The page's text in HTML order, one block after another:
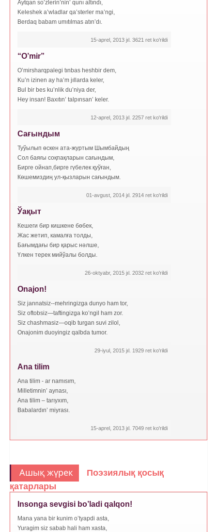
Aytqan so’zlerin’nin’ qunı altındı,
Keleshek a’wladlar qa’sterler ma’ngi,
Berdaq babam umıtılmas atın’dı.
15-aprel, 2013 jıl. 3621 ret ko'rildi
“O’mir”
O’mirsharqpalegi tınbas heshbir dem,
Ku’n izinen ay ha’m jıllarda keler,
Bul bir bes ku’nlik du’niya der,
Hey insan! Baxıtın’ talpınsan’ keler.
12-aprel, 2013 jıl. 2257 ret ko'rildi
Сағындым
Туўылып өскен ата-журтым Шымбайдың
Сол баяғы соқпақларын сағындым,
Бирге ойнап,бирге гүбелек қуўған,
Көшемиздиң ул-қызларын сағындым.
01-avgust, 2014 jıl. 2914 ret ko'rildi
Ўақыт
Кешеги бир кишкене бөбек,
Жас жетип, камалға толды,
Бағымдағы бир қарыс нәлше,
Үлкен терек мийўалы болды.
26-oktyabr, 2015 jıl. 2032 ret ko'rildi
Onajon!
Siz jannatsiz--mehringizga dunyo ham tor,
Siz oftobsiz—taftingizga ko’ngil ham zor.
Siz chashmasiz—oqib turgan suvi zilol,
Onajonim duoyingiz qalbda tumor.
29-iyul, 2015 jıl. 1929 ret ko'rildi
Ana tilim
Ana tilim - ar namısım,
Milletimnin’ aynası,
Ana tilim – tarıyxım,
Babalardın’ miyrası.
15-aprel, 2013 jıl. 7049 ret ko'rildi
Ашық жүрек
Поэзиялық қосық
қатарлары
Insonga sevgisi bo’ladi qalqon!
Mana yana bir kunim o’tyapdi asta,
Yuragim siz sabab hali ham xasta,